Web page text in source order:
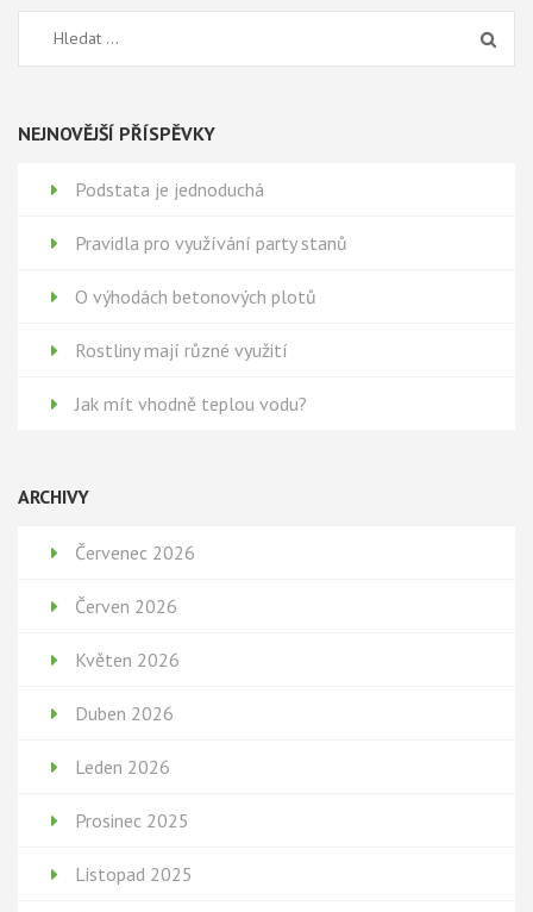
Vyhledávání
NEJNOVĚJŠÍ PŘÍSPĚVKY
Podstata je jednoduchá
Pravidla pro využívání party stanů
O výhodách betonových plotů
Rostliny mají různé využití
Jak mít vhodně teplou vodu?
ARCHIVY
Červenec 2026
Červen 2026
Květen 2026
Duben 2026
Leden 2026
Prosinec 2025
Listopad 2025